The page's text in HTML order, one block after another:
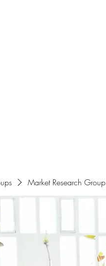
Market Research Group